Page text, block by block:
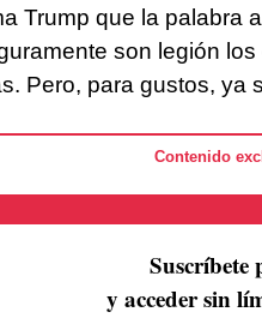
Trump que la palabra
son legión
Pero, para gustos, ya
Contenido
Suscríbete
y acceder sin